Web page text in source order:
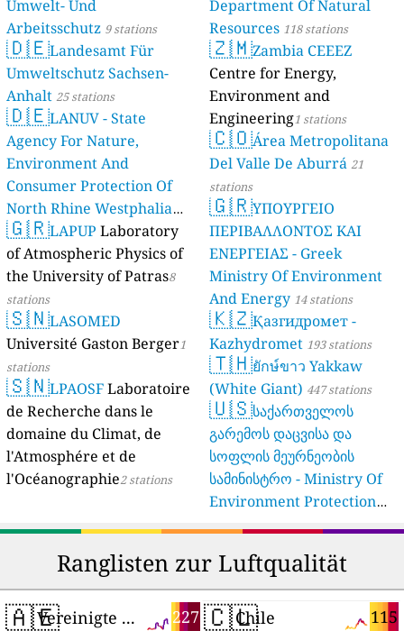
Umwelt- Und
Arbeitsschutz 9 stations
🇩🇪Landesamt Für
Umweltschutz Sachsen-
Anhalt 25 stations
🇩🇪LANUV - State
Agency For Nature,
Environment And
Consumer Protection Of
North Rhine Westphalia
(Landesamt Für Natur,
Umwelt Und
Verbraucherschutz NRW)
61 stations
🇬🇷LAPUP Laboratory
of Atmospheric Physics of
the University of Patras8
stations
🇸🇳LASOMED
Université Gaston Berger1
stations
🇸🇳LPAOSF Laboratoire
de Recherche dans le
domaine du Climat, de
l'Atmosphére et de
l'Océanographie2 stations
Department Of Natural
Resources 118 stations
🇿🇲Zambia CEEEZ
Centre for Energy,
Environment and
Engineering1 stations
🇨🇴Área Metropolitana
Del Valle De Aburrá 21
stations
🇬🇷ΥΠΟΥΡΓΕΙΟ
ΠΕΡΙΒΑΛΛΟΝΤΟΣ ΚΑΙ
ΕΝΕΡΓΕΙΑΣ - Greek
Ministry Of Environment
And Energy 14 stations
🇰🇿Қазгидромет -
Kazhydromet 193 stations
🇹🇭ยักษ์ขาว Yakkaw
(White Giant) 447 stations
🇺🇸საქართველოს
გარემოს დაცვისა და
სოფლის მეურნეობის
სამინისტრო - Ministry Of
Environment Protection
Ranglisten zur Luftqualität
🇦🇪 227
Vereinigte Arabische Emirate 🇨🇱 115
Chile